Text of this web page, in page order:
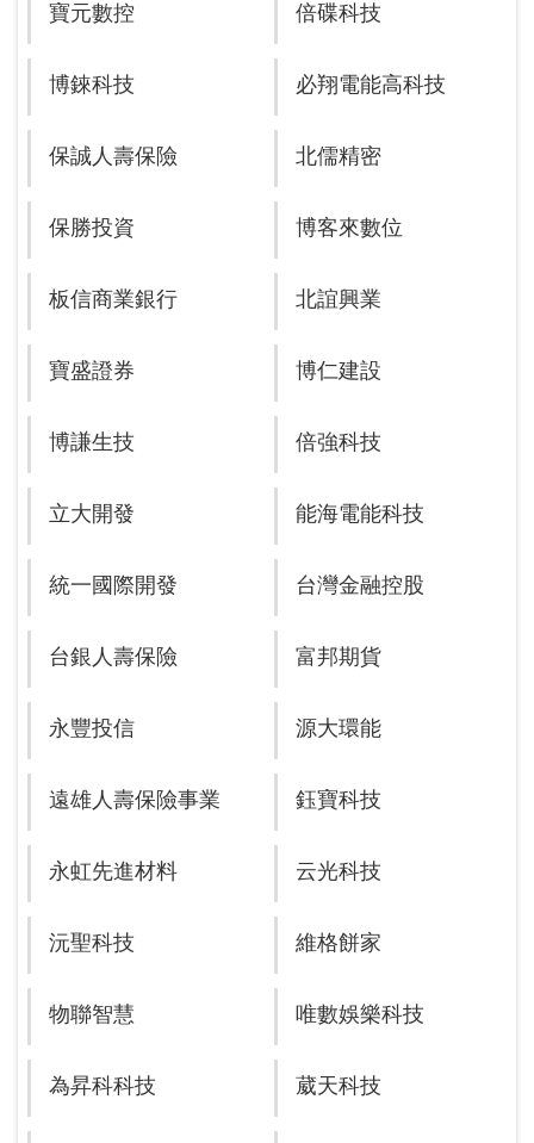
寶元數控 倍碟科技
博錸科技 必翔電能高科技
保誠人壽保險 北儒精密
保勝投資 博客來數位
板信商業銀行 北誼興業
寶盛證券 博仁建設
博謙生技 倍強科技
立大開發 能海電能科技
統一國際開發 台灣金融控股
台銀人壽保險 富邦期貨
永豐投信 源大環能
遠雄人壽保險事業 鈺寶科技
永虹先進材料 云光科技
沅聖科技 維格餅家
物聯智慧 唯數娛樂科技
為昇科科技 葳天科技